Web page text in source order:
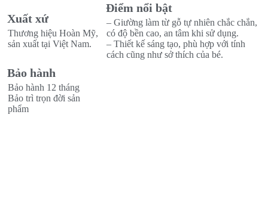
Xuất xứ
Thương hiệu Hoàn Mỹ,
sản xuất tại Việt Nam.
Điểm nổi bật
– Giường làm từ gỗ tự nhiên chắc chắn,
có độ bền cao, an tâm khi sử dụng.
– Thiết kế sáng tạo, phù hợp với tính
cách cũng như sở thích của bé.
Bảo hành
Bảo hành 12 tháng
Bảo trì trọn đời sản
phẩm